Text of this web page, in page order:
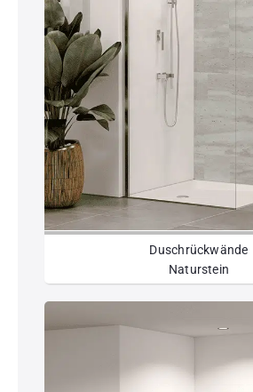
Duschrückwände
Naturstein